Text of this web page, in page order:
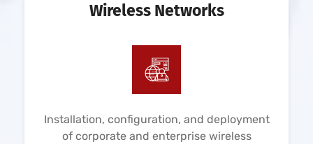
Wireless Networks
Installation, configuration, and deployment
of corporate and enterprise wireless